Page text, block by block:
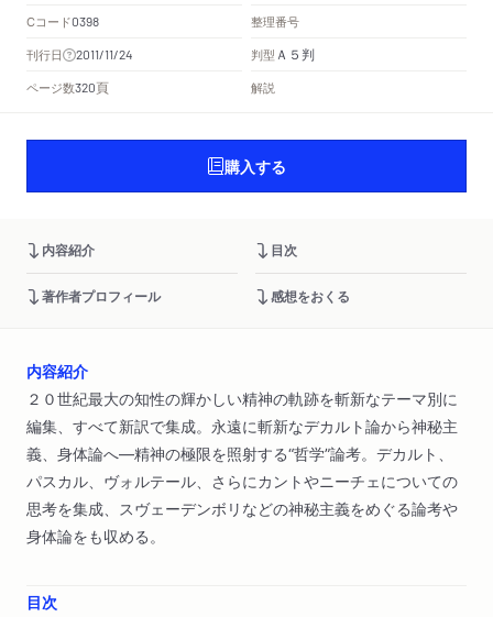
Cコード0398
整理番号
刊行日
2011/11/24 判型 Ａ５判
ページ数320頁 解説
購入する
内容紹介 目次
著作者プロフィール 感想をおくる
内容紹介
２０世紀最大の知性の輝かしい精神の軌跡を斬新なテーマ別に
編集、すべて新訳で集成。永遠に斬新なデカルト論から神秘主
義、身体論へ―精神の極限を照射する“哲学”論考。デカルト、
パスカル、ヴォルテール、さらにカントやニーチェについての
思考を集成、スヴェーデンボリなどの神秘主義をめぐる論考や
身体論をも収める。
目次